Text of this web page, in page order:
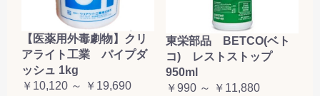
【医薬用外毒劇物】クリ
アライト工業 パイプダ
ッシュ 1kg
￥10,120 ～ ￥19,690
東栄部品 BETCO(ベト
コ) レストストップ
950ml
￥990 ～ ￥11,880